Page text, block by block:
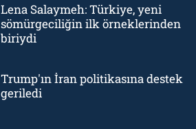
Lena Salaymeh: Türkiye, yeni
sömürgeciliğin ilk örneklerinden
biriydi
Trump'ın İran politikasına destek
geriledi